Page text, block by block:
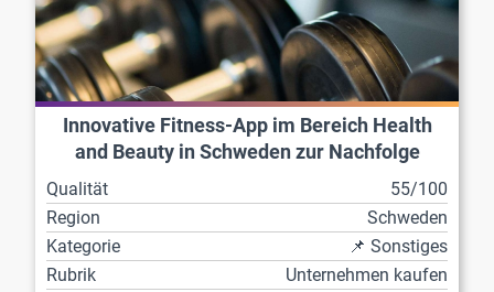
Innovative Fitness-App im Bereich Health
and Beauty in Schweden zur Nachfolge
Qualität
55/100
Region
Schweden
Kategorie
📌 Sonstiges
Rubrik
Unternehmen kaufen